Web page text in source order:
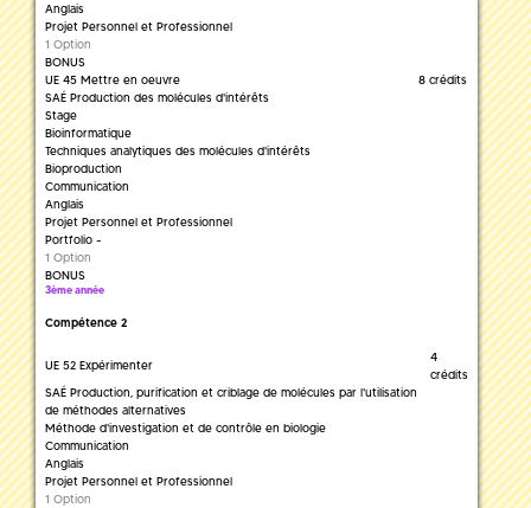
Anglais
Projet Personnel et Professionnel
1 Option
BONUS
UE 45 Mettre en oeuvre
8 crédits
SAÉ Production des molécules d'intérêts
Stage
Bioinformatique
Techniques analytiques des molécules d'intérêts
Bioproduction
Communication
Anglais
Projet Personnel et Professionnel
Portfolio -
1 Option
BONUS
3ème année
Compétence 2
UE 52 Expérimenter
4
crédits
SAÉ Production, purification et criblage de molécules par l'utilisation
de méthodes alternatives
Méthode d'investigation et de contrôle en biologie
Communication
Anglais
Projet Personnel et Professionnel
1 Option